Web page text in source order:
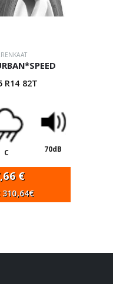
R14 82T
C 70dB
€
310,64€